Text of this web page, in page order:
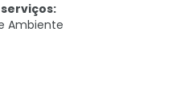
Ambiente